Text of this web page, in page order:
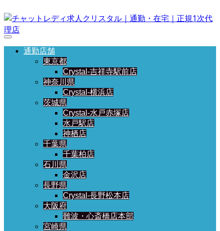
通勤店舗
東京都
Crystal-吉祥寺駅前店
神奈川県
Crystal-横浜店
茨城県
Crystal-水戸赤塚店
水戸駅店
神栖店
千葉県
千葉柏店
石川県
金沢店
長野県
Crystal-長野松本店
大阪府
難波・心斎橋店本部
宮崎県